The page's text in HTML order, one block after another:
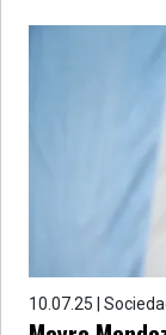
10.07.25 |